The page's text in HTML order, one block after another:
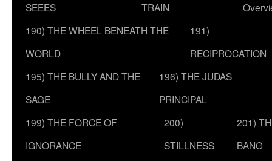
SEEES
TRAIN
190) THE WHEEL BENEATH THE
WORLD
191)
RECIPROCATION
195) THE BULLY AND THE
SAGE
196) THE JUDAS
PRINCIPAL
199) THE FORCE OF
IGNORANCE
200)
STILLNESS
201)
BANG